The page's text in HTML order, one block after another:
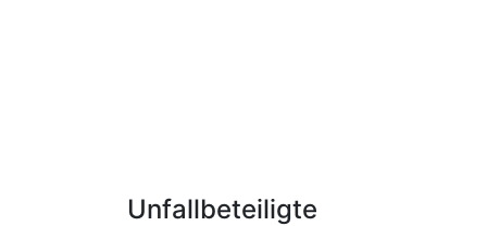
Unfallbeteiligte